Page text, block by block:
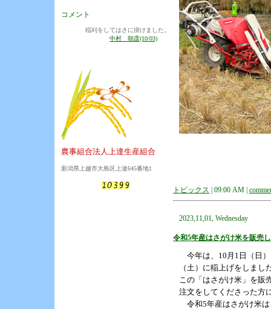
コメント
稲刈をしてはさに掛けました。
中村 朝彦(10/03)
農事組合法人上達生産組合
新潟県上越市大島区上達645番地1
トピックス | 09:00 AM |
2023,11,01, Wednesday
令和5年産はさがけ米を販売
今年は、10月1日（日
（土）に稲上げをしま
この「はさがけ米」を販
注文をしてくださった方
令和5年産はさがけ米は